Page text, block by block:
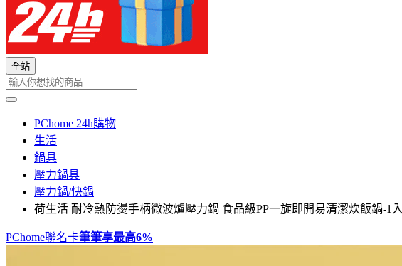
全站
PChome 24h購物
生活
鍋具
壓力鍋具
壓力鍋/快鍋
荷生活 耐冷熱防燙手柄微波爐壓力鍋 食品級PP一旋即開易清潔炊飯鍋-1入
PChome聯名卡筆筆享最高6%